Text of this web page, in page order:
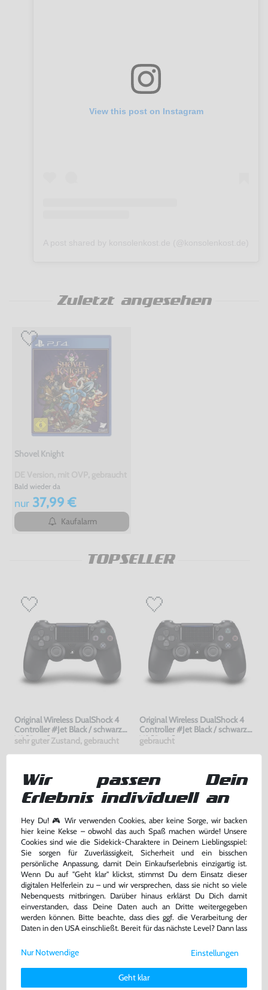
View this post on Instagram
Zuletzt angesehen
Shovel Knight
Bald wieder da
nur37,99 €
Kaufalarm
TOPSELLER
Original Wireless DualShock 4
Controller #Jet Black / schwarz
V2 [Sony]
sehr guter Zustand, gebraucht
Warenkorb
Original Wireless DualShock 4
Controller #Jet Black / schwarz
V2 [Sony]
gebraucht
Warenkorb
Original Wireless DualShock 4
V1 [Sony]
gebraucht
Original Wireless DualShock 4
sehr guter Zustand, gebraucht
nur
Wir passen Dein
Erlebnis individuell an
Hey Du! 🎮 Wir verwenden Cookies, aber keine Sorge, wir backen
hier keine Kekse – obwohl das auch Spaß machen würde! Unsere
Cookies sind wie die Sidekick-Charaktere in Deinem Lieblingsspiel:
Sie sorgen für Zuverlässigkeit, Sicherheit und ein bisschen
persönliche Anpassung, damit Dein Einkaufserlebnis einzigartig ist.
Wenn Du auf "Geht klar" klickst, stimmst Du dem Einsatz dieser
digitalen Helferlein zu – und wir versprechen, dass sie nicht so viele
Nebenquests mitbringen. Darüber hinaus erklärst Du Dich damit
einverstanden, dass Deine Daten auch an Dritte weitergegeben
werden können. Bitte beachte, dass dies ggf. die Verarbeitung der
Daten in den USA einschließt. Bereit für das nächste Level? Dann lass
Weitere Informationen zu den von uns verwendeten Cookies und
Deinen Rechten als Nutzer findest Du in unsererDaten­schutz­
Impressum.
Einstellungen
Geht klar
Nur Notwendige